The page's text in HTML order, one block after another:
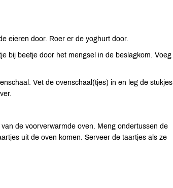
eieren door. Roer er de yoghurt door.
bij beetje door het mengsel in de beslagkom. Voeg
Vet de ovenschaal(tjes) in en leg de stukjes
de voorverwarmde oven. Meng ondertussen de
uit de oven komen. Serveer de taartjes als ze